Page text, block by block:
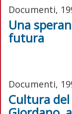
Documenti,
Una
futura
Documenti,
Cultura